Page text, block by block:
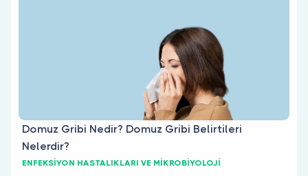
Domuz Gribi Nedir? Domuz Gribi Belirtileri
Nelerdir?
ENFEKSİYON HASTALIKLARI VE MİKROBİYOLOJİ